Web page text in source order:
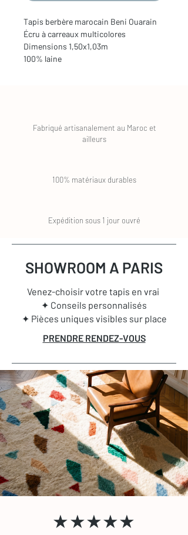
Tapis berbère marocain Beni Ouarain
Écru à carreaux multicolores
Dimensions 1,50x1,03m
100% laine
Fabriqué artisanalement au Maroc et
ailleurs
100% matériaux durables
Expédition sous 1 jour ouvré
SHOWROOM A PARIS
Venez-choisir votre tapis en vrai
✦ Conseils personnalisés
✦ Pièces uniques visibles sur place
PRENDRE RENDEZ-VOUS
★★★★★